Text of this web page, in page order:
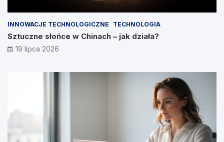
INNOWACJE TECHNOLOGICZNE TECHNOLOGIA
Sztuczne słońce w Chinach – jak działa?
19 lipca 2026